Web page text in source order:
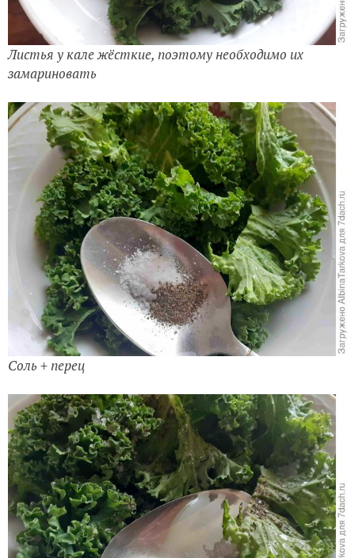
Листья у кале жёсткие, поэтому необходимо их
замариновать
Соль + перец